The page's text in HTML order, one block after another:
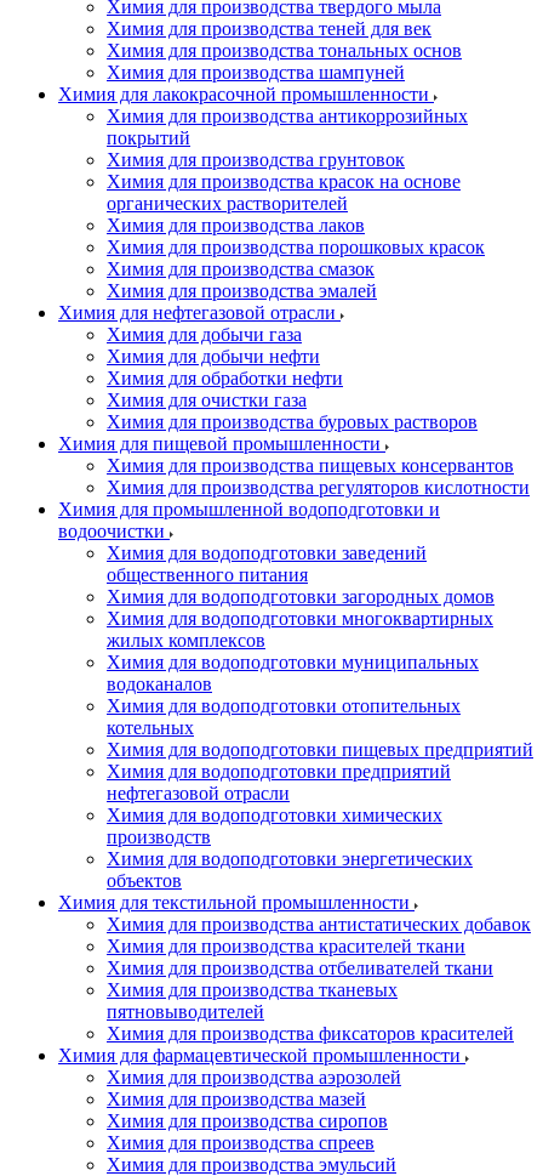
Химия для производства твердого мыла
Химия для производства теней для век
Химия для производства тональных основ
Химия для производства шампуней
Химия для лакокрасочной промышленности
Химия для производства антикоррозийных
покрытий
Химия для производства грунтовок
Химия для производства красок на основе
органических растворителей
Химия для производства лаков
Химия для производства порошковых красок
Химия для производства смазок
Химия для производства эмалей
Химия для нефтегазовой отрасли
Химия для добычи газа
Химия для добычи нефти
Химия для обработки нефти
Химия для очистки газа
Химия для производства буровых растворов
Химия для пищевой промышленности
Химия для производства пищевых консервантов
Химия для производства регуляторов кислотности
Химия для промышленной водоподготовки и
водоочистки
Химия для водоподготовки заведений
общественного питания
Химия для водоподготовки загородных домов
Химия для водоподготовки многоквартирных
жилых комплексов
Химия для водоподготовки муниципальных
водоканалов
Химия для водоподготовки отопительных
котельных
Химия для водоподготовки пищевых предприятий
Химия для водоподготовки предприятий
нефтегазовой отрасли
Химия для водоподготовки химических
производств
Химия для водоподготовки энергетических
объектов
Химия для текстильной промышленности
Химия для производства антистатических добавок
Химия для производства красителей ткани
Химия для производства отбеливателей ткани
Химия для производства тканевых
пятновыводителей
Химия для производства фиксаторов красителей
Химия для фармацевтической промышленности
Химия для производства аэрозолей
Химия для производства мазей
Химия для производства сиропов
Химия для производства спреев
Химия для производства эмульсий